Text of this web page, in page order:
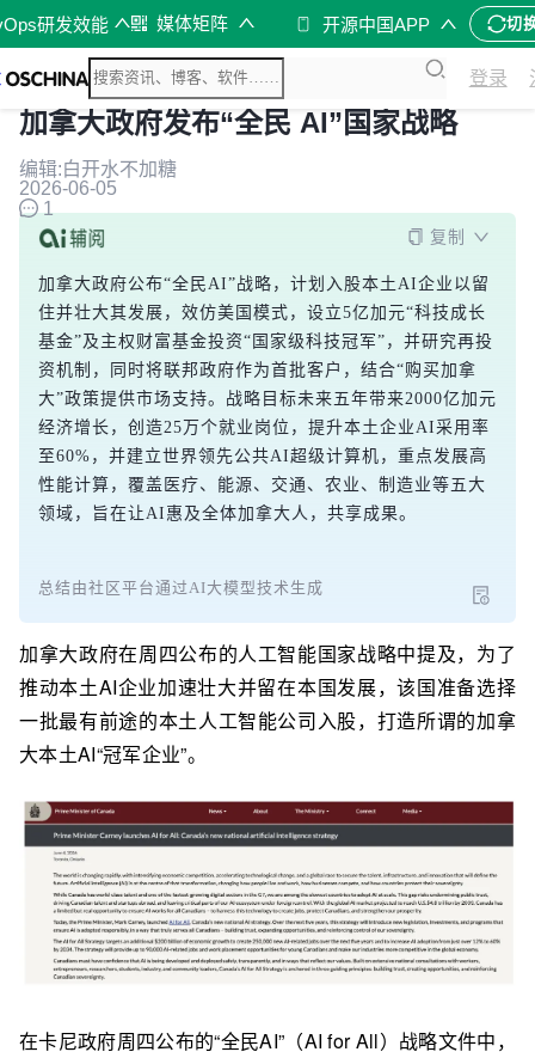
研发效能 媒体矩阵 开源中国APP 切
登录
加拿大政府发布“全民 AI”国家战略
编辑:白开水不加糖
2026-06-05
1
复制
加拿大政府公布“全民AI”战略，计划入股本土AI企业以留
住并壮大其发展，效仿美国模式，设立5亿加元“科技成长
基金”及主权财富基金投资“国家级科技冠军”，并研究再投
资机制，同时将联邦政府作为首批客户，结合“购买加拿
大”政策提供市场支持。战略目标未来五年带来2000亿加元
经济增长，创造25万个就业岗位，提升本土企业AI采用率
至60%，并建立世界领先公共AI超级计算机，重点发展高
性能计算，覆盖医疗、能源、交通、农业、制造业等五大
领域，旨在让AI惠及全体加拿大人，共享成果。
总结由社区平台通过AI大模型技术生成
加拿大政府在周四公布的人工智能国家战略中提及，为了
推动本土AI企业加速壮大并留在本国发展，该国准备选择
一批最有前途的本土人工智能公司入股，打造所谓的加拿
大本土AI“冠军企业”。
在卡尼政府周四公布的“全民AI”（AI for All）战略文件中，